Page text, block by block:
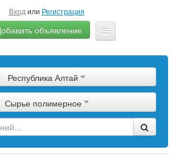
Вход или Регистрация
объявление
Сырье
Изделия
Оборудование
Республика Алтай
Сырье полимерное